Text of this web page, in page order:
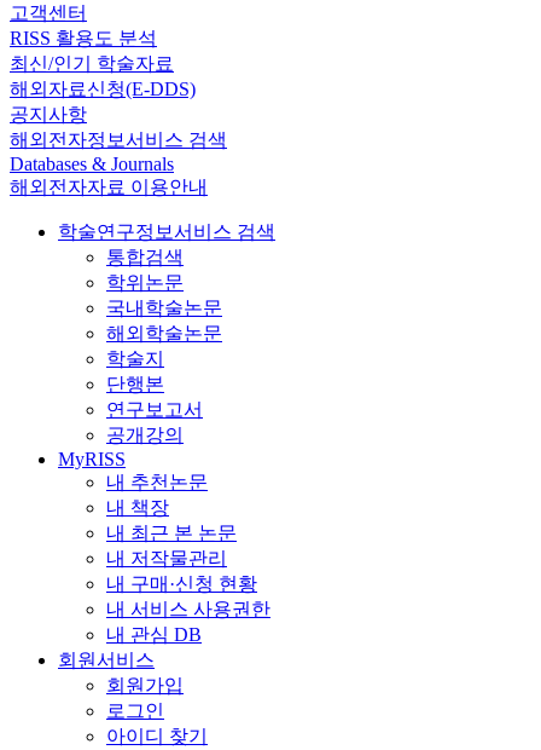
고객센터
RISS 활용도 분석
최신/인기 학술자료
해외자료신청(E-DDS)
공지사항
해외전자정보서비스 검색
Databases & Journals
해외전자자료 이용안내
학술연구정보서비스 검색
통합검색
학위논문
국내학술논문
해외학술논문
학술지
단행본
연구보고서
공개강의
MyRISS
내 추천논문
내 책장
내 최근 본 논문
내 저작물관리
내 구매·신청 현황
내 서비스 사용권한
내 관심 DB
회원서비스
회원가입
로그인
아이디 찾기